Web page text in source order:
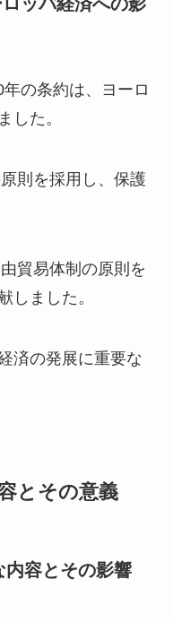
の条約は、ヨーロ
した。
則を採用し、保護
貿易体制の原則を
しました。
済の発展に重要な
とその意義
内容とその影響